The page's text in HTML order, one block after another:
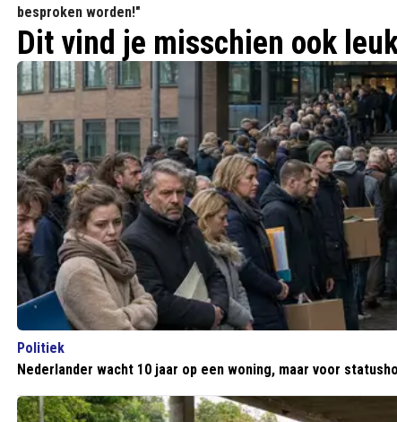
besproken worden!"
Dit vind je misschien ook
Politiek
Nederlander wacht 10 jaar op een woning, maar voor